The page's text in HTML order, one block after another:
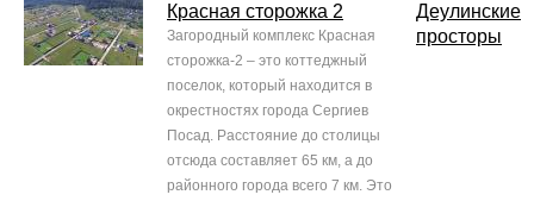
Красная сторожка 2
Загородный комплекс Красная
сторожка-2 – это коттеджный
поселок, который находится в
окрестностях города Сергиев
Посад. Расстояние до столицы
отсюда составляет 65 км, а до
районного города всего 7 км. Это
Деулинские
просторы